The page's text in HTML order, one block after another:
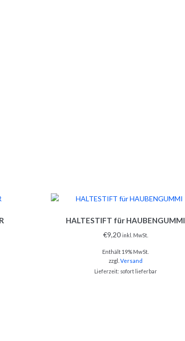
HALTESTIFT für HAUBENGUMMI
€9,20 inkl. MwSt.
Enthält 19% MwSt.
zzgl. Versand
Lieferzeit: sofort lieferbar